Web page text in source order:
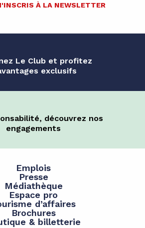
À LA NEWSLETTER
Le Club et profitez
exclusifs
découvrez nos
engagements
Emplois
Presse
Médiathèque
Espace pro
d’affaires
Brochures
& billetterie